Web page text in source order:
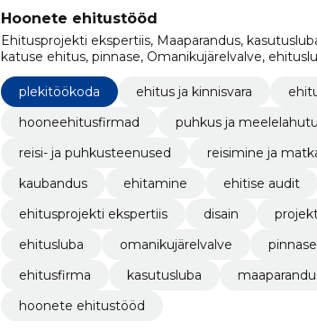
Hoonete ehitustööd
Ehitusprojekti ekspertiis, Maaparandus,
katuse ehitus, pinnase, Omanikujärelvalve,
plekitöökoda ehitus ja kinnisvara
hooneehitusfirmad
puhkus ja
reisi- ja puhkusteenused
reisimine ja
kaubandus
ehitamine
ehitise audit
ehitusprojekti ekspertiis
disain
ehitusluba
omanikujärelvalve pinnase
ehitusfirma
kasutusluba
hoonete ehitustööd